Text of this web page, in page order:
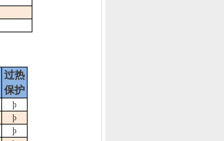
过热
保护
þ
þ
þ